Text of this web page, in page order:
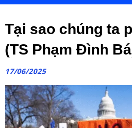
Tại sao chúng ta
(TS Phạm Đình
17/06/2025